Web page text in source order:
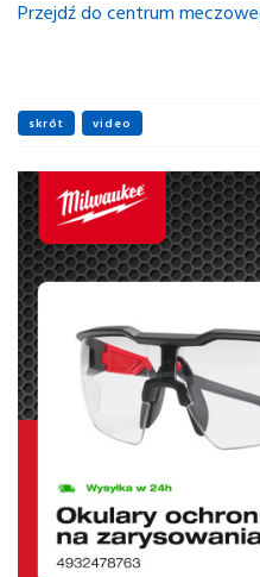
Przejdź do centrum
skrót video